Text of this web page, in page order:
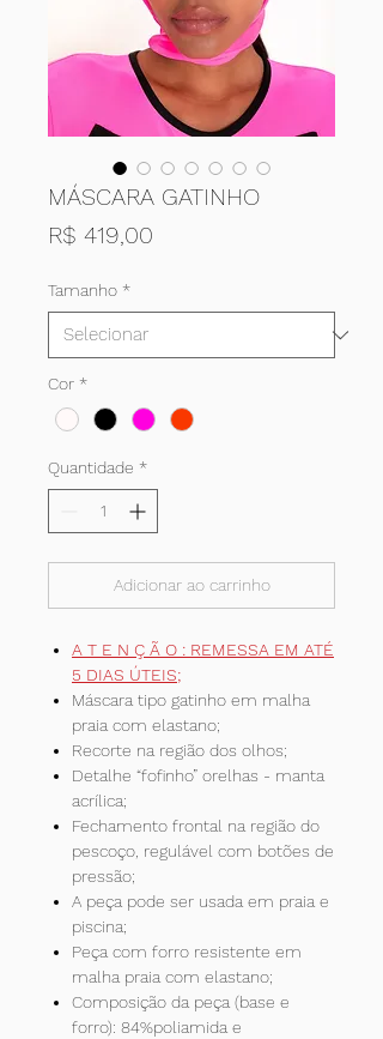
MÁSCARA GATINHO
R$ 419,00
Tamanho *
Cor *
Quantidade *
Adicionar ao carrinho
A T E N Ç Ã O : REMESSA EM ATÉ
5 DIAS ÚTEIS;
Máscara tipo gatinho em malha
praia com elastano;
Recorte na região dos olhos;
Detalhe “fofinho” orelhas - manta
acrílica;
Fechamento frontal na região do
pescoço, regulável com botões de
pressão;
A peça pode ser usada em praia e
piscina;
Peça com forro resistente em
malha praia com elastano;
Composição da peça (base e
forro): 84%poliamida e